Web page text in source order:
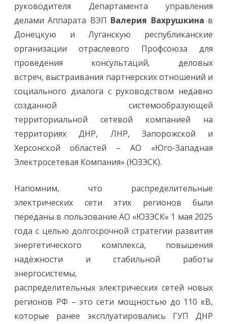
руководителя Департамента управления
делами Аппарата ВЭП Валерия Вахрушкина в
Донецкую и Луганскую республиканские
организации отраслевого Профсоюза для
проведения консультаций, деловых
встреч, выстраивания партнерских отношений и
социального диалога с руководством недавно
созданной системообразующей
территориальной сетевой компанией на
территориях ДНР, ЛНР, Запорожской и
Херсонской областей – АО «Юго-Западная
Электросетевая Компания» (ЮЗЭСК).
Напомним, что распределительные
электрических сети этих регионов были
переданы в пользование АО «ЮЗЭСК» 1 мая 2025
года с целью долгосрочной стратегии развития
энергетического комплекса, повышения
надёжности и стабильной работы
энергосистемы,
распределительных электрических сетей новых
регионов РФ – это сети мощностью до 110 кВ,
которые ранее эксплуатировались ГУП ДНР